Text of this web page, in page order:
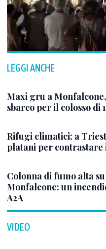
LEGGI ANCHE
Maxi gru a
sbarco per il colosso di
Rifugi climatici: a
platani per
Colonna di fumo alta
Monfalcone: un
A2A
VIDEO